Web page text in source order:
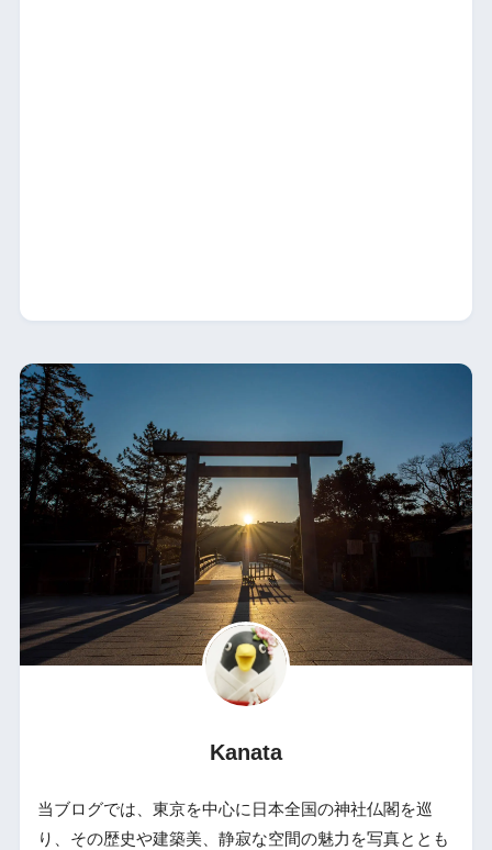
Kanata
当ブログでは、東京を中心に日本全国の神社仏閣を巡
り、その歴史や建築美、静寂な空間の魅力を写真ととも